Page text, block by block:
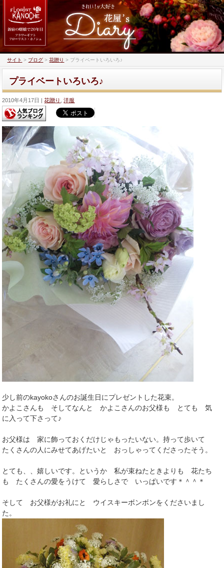
サイト > ブログ >花贈り > プライベートいろいろ♪
プライベートいろいろ♪
2010年4月17日 花贈り ,洋服
少し前のkayokoさんのお誕生日にプレゼントした花束。
かよこさんも そしてなんと かよこさんのお父様も とても 気
に入って下さって♪
お父様は 家に飾っておくだけじゃもったいない。持って歩いて
たくさんの人にみせてあげたいと おっしゃってくださったそう。
とても、、嬉しいです。というか 私が束ねたときよりも 花たち
も たくさんの愛をうけて 愛らしさで いっぱいです＊＾＾＊
そして お父様がお礼にと ウイスキーボンボンをくださいまし
た。